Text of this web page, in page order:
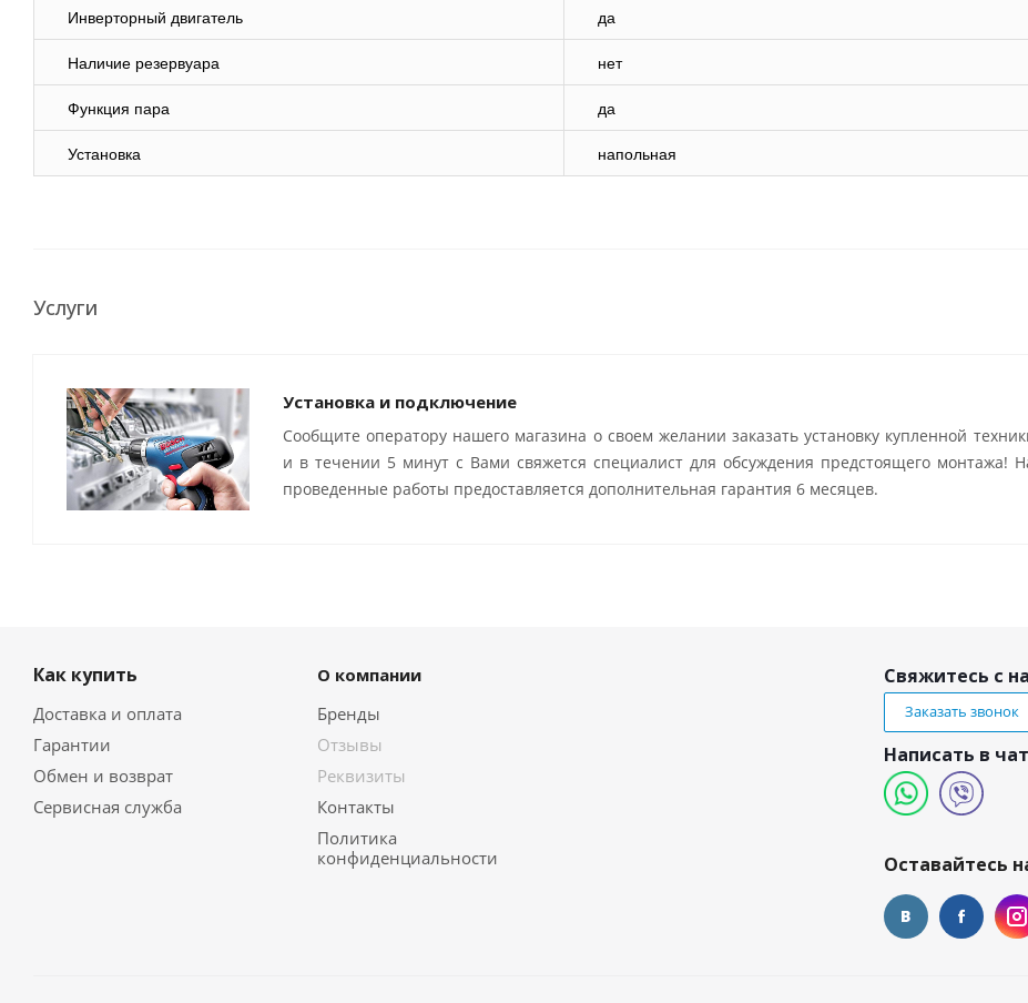
Инверторный двигатель да
Наличие резервуара нет
Функция пара да
Установка напольная
Услуги
Установка и подключение
Сообщите оператору нашего магазина о своем желании заказать установку купленной
и в течении 5 минут с Вами свяжется специалист для обсуждения предстоящего монтажа!
проведенные работы предоставляется дополнительная гарантия 6 месяцев.
Как купить
Доставка и оплата
Гарантии
Обмен и возврат
Сервисная служба
О компании
Бренды
Отзывы
Реквизиты
Контакты
Политика
конфиденциальности
Свяжитесь с
Заказать звонок
Написать в чат
Оставайтесь